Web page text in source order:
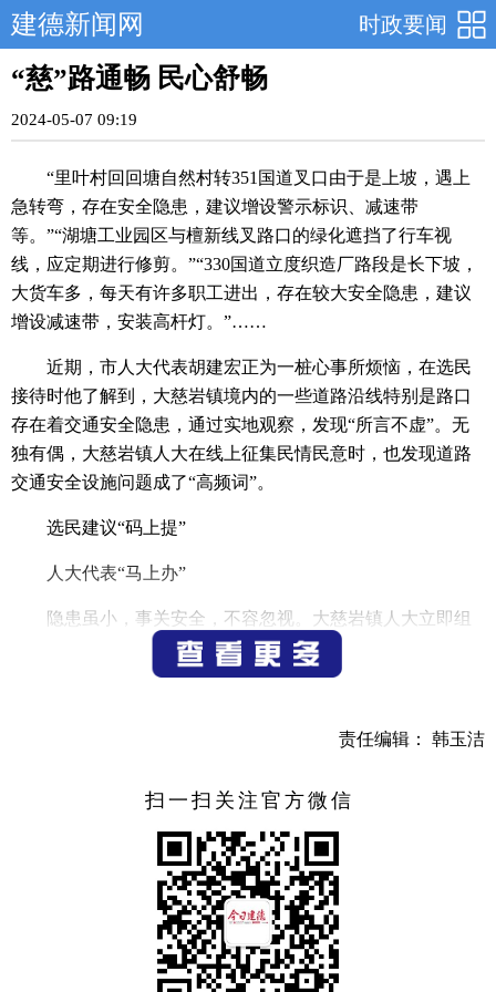
时政要闻
建德新闻网
“慈”路通畅 民心舒畅
2024-05-07 09:19
“里叶村回回塘自然村转351国道叉口由于是上坡，遇上
急转弯，存在安全隐患，建议增设警示标识、减速带
等。”“湖塘工业园区与檀新线叉路口的绿化遮挡了行车视
线，应定期进行修剪。”“330国道立度织造厂路段是长下坡，
大货车多，每天有许多职工进出，存在较大安全隐患，建议
增设减速带，安装高杆灯。”……
近期，市人大代表胡建宏正为一桩心事所烦恼，在选民
接待时他了解到，大慈岩镇境内的一些道路沿线特别是路口
存在着交通安全隐患，通过实地观察，发现“所言不虚”。无
独有偶，大慈岩镇人大在线上征集民情民意时，也发现道路
交通安全设施问题成了“高频词”。
选民建议“码上提”
人大代表“马上办”
隐患虽小，事关安全，不容忽视。大慈岩镇人大立即组
织市、镇两级人大代表开展走访调研，对17处道路交通安全
隐患点进行实地勘探。通过听取汇报、现场询问、座谈交流
道路安全隐患排查，详细了解道路交通安全隐患点具体情
群众安全“无小事”
民主协商“解心事”
经过前期的走访调研，大慈岩镇人大牵头组织市交通运
输局、大慈岩镇政府、大慈岩派出所相关人员开展道路交通
安全设施优化专题“17微议事”，提交“问题清单”。与会代表结
合群众意见和平时掌握情况，就大慈岩镇境内一些重要路
责任编辑： 韩玉洁
扫一扫关注官方微信